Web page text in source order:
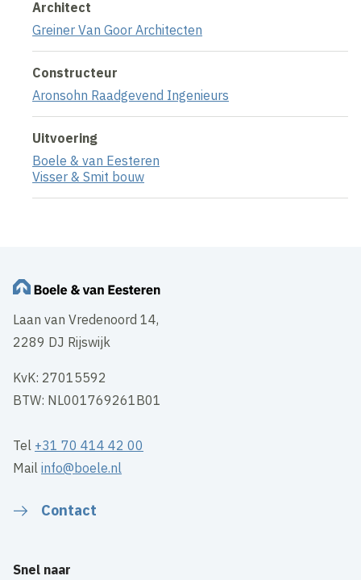
Architect
Greiner Van Goor Architecten
Constructeur
Aronsohn Raadgevend Ingenieurs
Uitvoering
Boele & van Eesteren
Visser & Smit bouw
Laan van Vredenoord 14,
2289 DJ Rijswijk
KvK: 27015592
BTW: NL001769261B01
Tel +31 70 414 42 00
Mailinfo@boele.nl
Contact
Snel naar